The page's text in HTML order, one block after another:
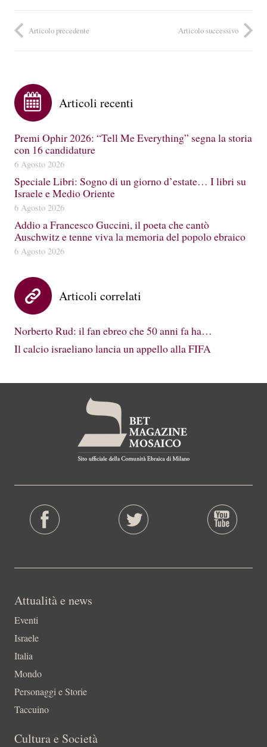
Articolo precedente Articolo successivo
Articoli recenti
Premi Ophir 2026: “Tell Me Everything” segna la storia
con 16 candidature
6 Agosto 2026
Speciale Libri: Sogno di un giorno d’estate… I libri su
Israele e Medio Oriente
6 Agosto 2026
Addio a Francesco Guccini, il poeta che cantò
Auschwitz e tenne viva la memoria del popolo ebraico
6 Agosto 2026
Articoli correlati
Norberto Rud: il fan ebreo che 50 anni fa ha…
Il calcio israeliano lancia un appello alla FIFA
Attualità e news
Eventi
Israele
Italia
Mondo
Personaggi e Storie
Taccuino
Cultura e Società